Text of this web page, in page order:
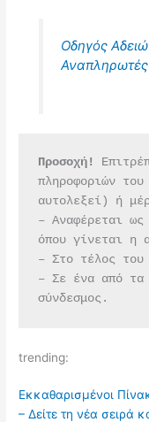
Οδηγός
Αναπληρωτές
Προσοχή!
πληροφοριών
αυτολεξεί) ή
– Αναφέρεται ως
όπου γίνεται η
– Στο τέλος του
– Σε ένα από τα
σύνδεσμος.
trending:
Εκκαθαρισμένοι
– Δείτε τη νέα σειρά